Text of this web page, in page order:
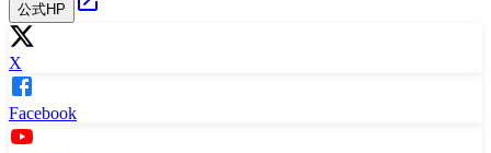
公式HP
X
Facebook